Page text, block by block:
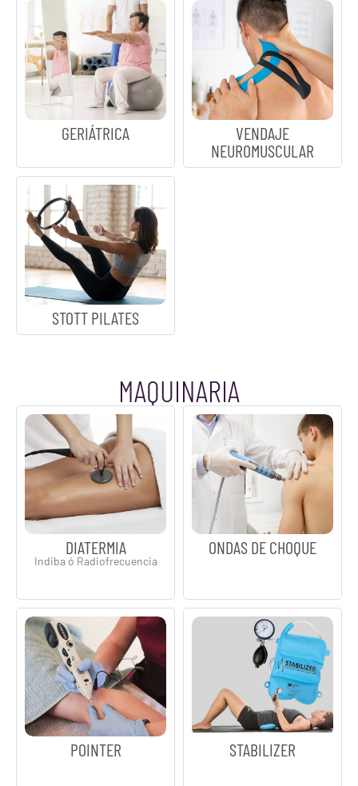
GERIÁTRICA
VENDAJE
NEUROMUSCULAR
STOTT PILATES
MAQUINARIA
DIATERMIA
Indiba ó Radiofrecuencia
ONDAS DE CHOQUE
POINTER STABILIZER